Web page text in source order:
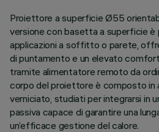
Proiettore a superficie Ø55
versione con basetta a superficie
applicazioni a soffitto o parete,
di puntamento e un elevato
tramite alimentatore remoto da
corpo del proiettore è composto in
verniciato, studiati per integrarsi in
passiva capace di garantire una
un’efficace gestione del calore.